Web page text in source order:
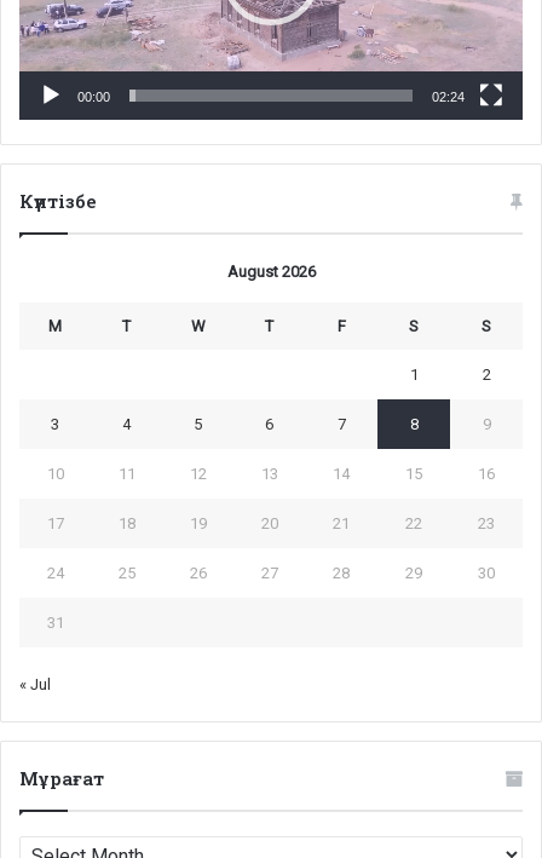
00:00 02:24
Күнтізбе
August 2026
M T W T F S S
1 2
3 4 5 6 7 8 9
10 11 12 13 14 15 16
17 18 19 20 21 22 23
24 25 26 27 28 29 30
31
« Jul
Мұрағат
Мұрағат